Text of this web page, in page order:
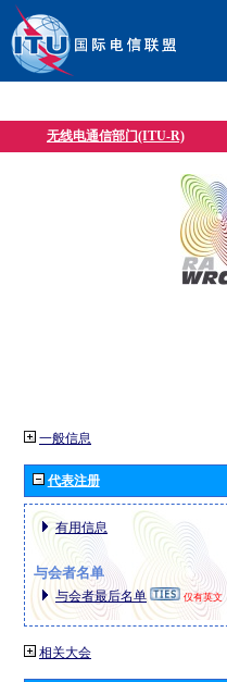
无线电通信部门(ITU-R)
一般信息
代表注册
有用信息
与会者名单
与会者最后名单 仅有英文
相关大会